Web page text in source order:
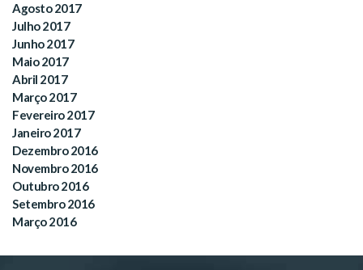
Agosto 2017
Julho 2017
Junho 2017
Maio 2017
Abril 2017
Março 2017
Fevereiro 2017
Janeiro 2017
Dezembro 2016
Novembro 2016
Outubro 2016
Setembro 2016
Março 2016